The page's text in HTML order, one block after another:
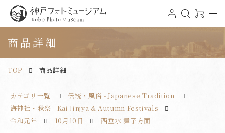
神戸フォトミュージアム
ロ
グ 索
0
ア
t
g
a
商品詳細
TOP 商品詳細
カテゴリ一覧
伝統・風俗 - Japanese Tradition
海神社・秋祭 - Kai Jinjya & Autumn Festivals
令和元年
10月10日 西垂水 舞子方面